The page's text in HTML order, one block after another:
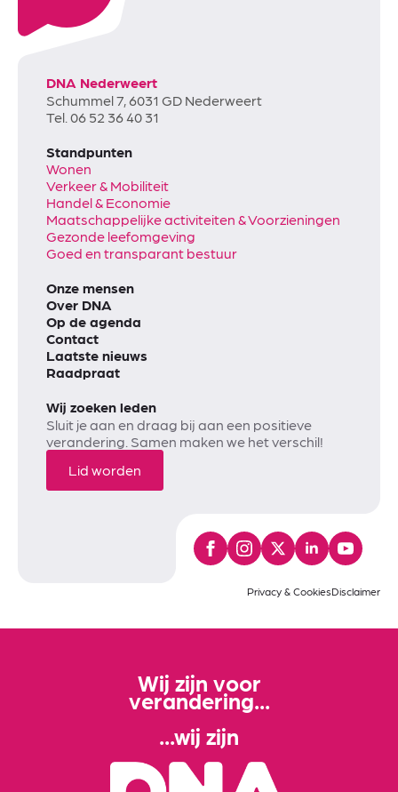
DNA Nederweert
Schummel 7, 6031 GD Nederweert
Tel. 06 52 36 40 31
Standpunten
Wonen
Verkeer & Mobiliteit
Handel & Economie
Maatschappelijke activiteiten & Voorzieningen
Gezonde leefomgeving
Goed en transparant bestuur
Onze mensen
Over DNA
Op de agenda
Contact
Laatste nieuws
Raadpraat
Wij zoeken leden
Sluit je aan en draag bij aan een positieve
verandering. Samen maken we het verschil!
Lid worden
Privacy & CookiesDisclaimer
Wij zijn voor
verandering...
...wij zijn